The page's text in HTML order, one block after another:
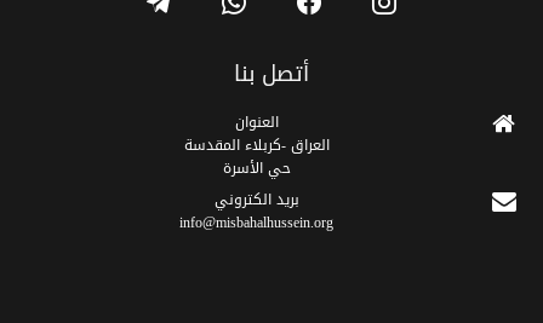
أتصل بنا
العنوان
العراق -كربلاء المقدسة
حي الأسرة
برید الکتروني
info@misbahalhussein.org